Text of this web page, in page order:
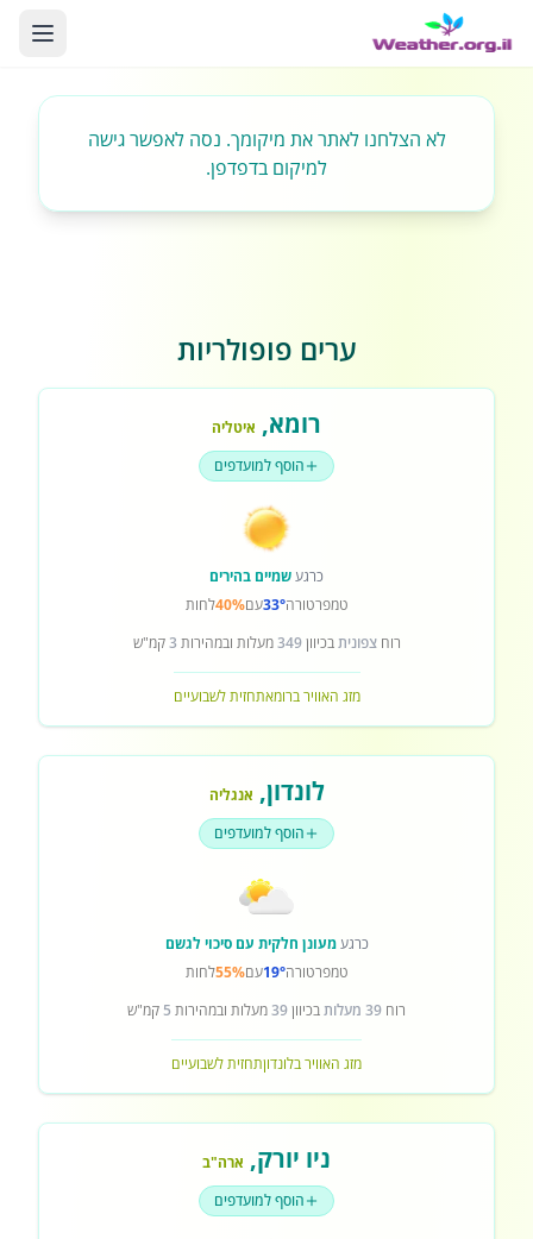
לא הצלחנו לאתר את מיקומך. נסה לאפשר גישה
למיקום בדפדפן.
ערים פופולריות
רומא, איטליה
הוסף למועדפים
כרגעשמיים בהירים
טמפרטורה33°עם40%לחות
רוחצפוניתבכיוון349מעלות ובמהירות 3קמ"ש
מזג האוויר ברומאתחזית לשבועיים
לונדון, אנגליה
הוסף למועדפים
כרגעמעונן חלקית עם סיכוי לגשם
טמפרטורה19°עם55%לחות
רוח 39 מעלות בכיוון39מעלות ובמהירות 5 קמ"ש
מזג האוויר בלונדוןתחזית לשבועיים
ניו יורק, ארה"ב
הוסף למועדפים